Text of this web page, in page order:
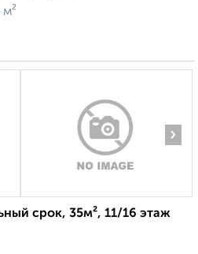
м²
›
срок, 35м², 11/16 этаж